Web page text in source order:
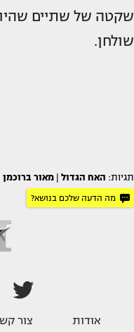
שקטה של שתיים
שולחן.
תגיות: האח הגדול מאור ברוכמן
מה הדעה שלכם בנושא?
אודות צור